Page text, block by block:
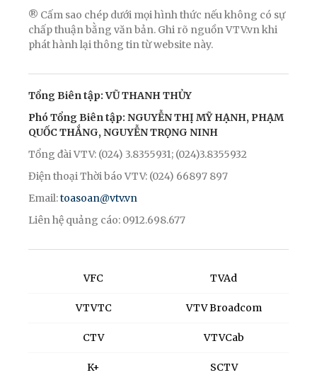
® Cấm sao chép dưới mọi hình thức nếu không có sự
chấp thuận bằng văn bản. Ghi rõ nguồn VTV.vn khi
phát hành lại thông tin từ website này.
Tổng Biên tập: VŨ THANH THỦY
Phó Tổng Biên tập: NGUYỄN THỊ MỸ HẠNH, PHẠM
QUỐC THẮNG, NGUYỄN TRỌNG NINH
Tổng đài VTV: (024) 3.8355931; (024)3.8355932
Điện thoại Thời báo VTV: (024) 66897 897
Email:toasoan@vtv.vn
Liên hệ quảng cáo: 0912.698.677
VFC
VTVTC
CTV
K+
TVAd
VTV Broadcom
VTVCab
SCTV